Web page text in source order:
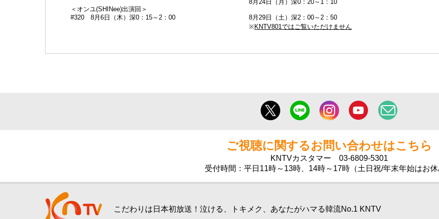
＜オンユ(SHINee)出演回＞
#320 8月6日（木）深0：15～2：00
8月24日（月）深0：20～1：10
8月29日（土）深2：00～2：50
※ KNTV801ではご覧いただけません
ご視聴に関するお問い合わせはこちら
KNTVカスタマー 03-6809-5301
受付時間：平日11時～13時、14時～17時（土日祝/年末年始はお
こだわりは日本初放送！泣ける、トキメク、あなたがハマる韓流No.1 KNTV